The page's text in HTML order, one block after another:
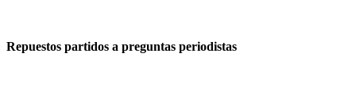
Repuestos partidos a preguntas periodistas